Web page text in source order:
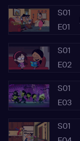
S01
E01
S01
E02
S01
E03
S01